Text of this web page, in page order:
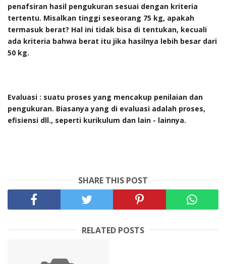
penafsiran hasil pengukuran sesuai dengan kriteria
tertentu. Misalkan tinggi seseorang 75 kg, apakah
termasuk berat? Hal ini tidak bisa di tentukan, kecuali
ada kriteria bahwa berat itu jika hasilnya lebih besar dari
50 kg.
Evaluasi : suatu proses yang mencakup penilaian dan
pengukuran. Biasanya yang di evaluasi adalah proses,
efisiensi dll., seperti kurikulum dan lain - lainnya.
SHARE THIS POST
RELATED POSTS